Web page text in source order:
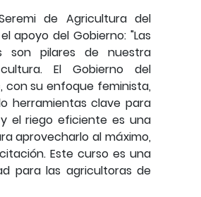
de Agricultura del
apoyo del Gobierno: "Las
son pilares de nuestra
El Gobierno del
con su enfoque feminista,
herramientas clave para
el riego eficiente es una
aprovecharlo al máximo,
Este curso es una
para las agricultoras de